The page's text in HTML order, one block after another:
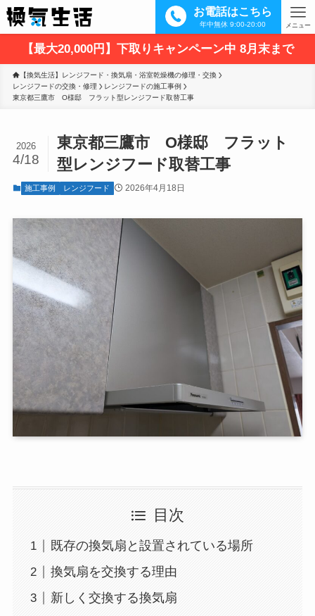
お電話はこちら
年中無休 9:00-20:00 メニュー
【最大20,000円】下取りキャンペーン中 8月末まで
【換気生活】レンジフード・換気扇・浴室乾燥機の修理・交換
レンジフードの交換・修理
レンジフードの施工事例
東京都三鷹市　O様邸　フラット型レンジフード取替工事
東京都三鷹市 O様邸 フラット
型レンジフード取替工事
2026
4/18
施工事例 レンジフード 2026年4月18日
目次
既存の換気扇と設置されている場所
換気扇を交換する理由
新しく交換する換気扇